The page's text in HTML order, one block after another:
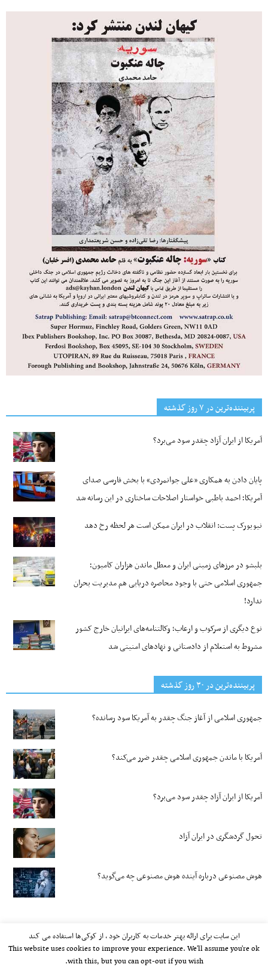
پربیننده‌ترین‌ در ۷ روز گذشته
آمریکا از ایران آزاد چقدر سود می‌برد؟
پایان دادن به همکاری «علی جوانمردی» با بخش فارسی صدای
آمریکا؛ احمد باطبی خواستار اصلاحات ساختاری در این رسانه شد
نیویورک پست: انقلاب در ایران ممکن است هر لحظه رخ دهد
بلبشو در مرزهای زمینی ایران و معطل ماندن هزاران کامیون؛
جمهوری اسلامی حتی با وجود محاصره دریایی هم مدیریت بحران
ندارد!
نوع دیگری از سرکوب و ارعاب؛ وکالتنامه‌های ایرانیان خارج کشور
مشروط به استعلام از دادستانی و نهادهای امنیتی شد
پربیننده‌ترین‌ در ۳۰ روز گذشته
جمهوری اسلامی از آغاز جنگ چقدر به آمریکا سود رسانده؟
آمریکا با ماندن جمهوری اسلامی چقدر ضرر می‌کند؟
آمریکا از ایران آزاد چقدر سود می‌برد؟
تحول گردشگری در ایران آزاد
هوش مصنوعی درباره آینده هوش مصنوعی چه می‌گوید؟
این سایت برای ارائه بهتر خدمات به کاربران خود ، از کوکی‌ها استفاده می کند
This website uses cookies to improve your experience. We'll assume you're ok
with this, but you can opt-out if you wish.